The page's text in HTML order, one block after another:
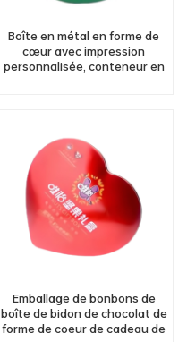
Boîte en métal en forme de
cœur avec impression
personnalisée, conteneur en
Emballage de bonbons de
boîte de bidon de chocolat de
forme de coeur de cadeau de